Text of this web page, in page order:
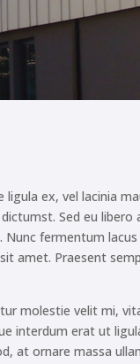
ex, vel lacinia
Sed eu
fermentum
amet. Praesent
molestie velit mi,
interdum erat ut
at ornare massa